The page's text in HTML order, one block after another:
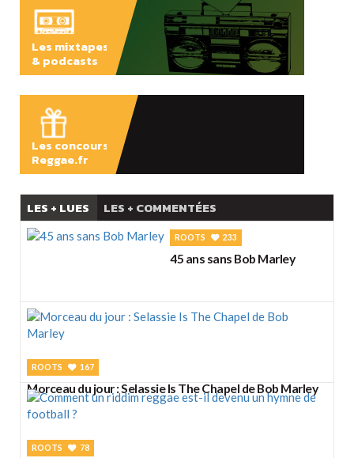
vacances
Les mixtapes
& podcasts
Les concours
Reggae.fr
LES + LUES LES + COMMENTÉES
ROOTS 233
45 ans sans Bob Marley
ROOTS 167
Morceau du jour : Selassie Is The Chapel de Bob Marley
ROOTS 78